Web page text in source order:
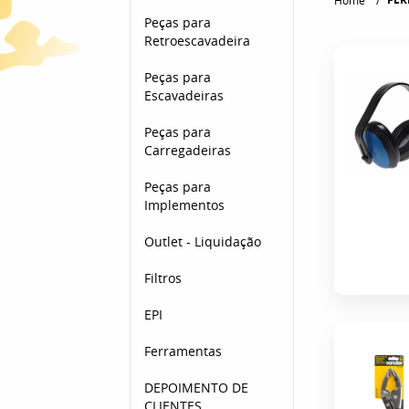
Peças para
Retroescavadeira
Peças para
Escavadeiras
Peças para
Carregadeiras
Peças para
Implementos
Outlet - Liquidação
Filtros
EPI
Ferramentas
DEPOIMENTO DE